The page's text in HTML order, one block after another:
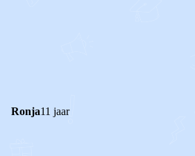
Ronja11 jaar